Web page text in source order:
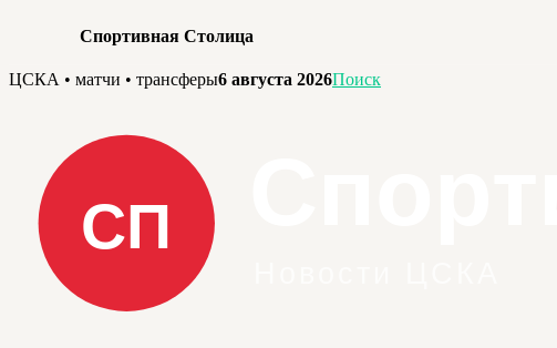
Спортивная Столица
Перейти
содержимому
ЦСКА • матчи • трансферы6 августа 2026Поиск